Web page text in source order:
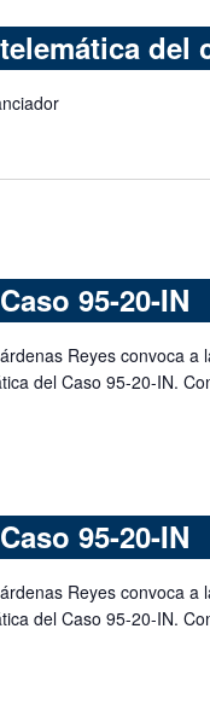
del
95-20-IN
Reyes convoca
del Caso 95-20-IN.
95-20-IN
Reyes convoca
del Caso 95-20-IN.